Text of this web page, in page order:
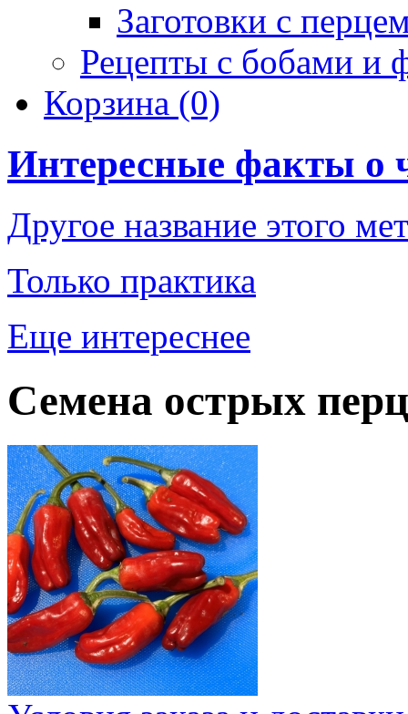
Заготовки с
Рецепты с бобами и
Корзина (0)
Интересные факты о
Другое название этого
Только практика
Еще интереснее
Семена острых